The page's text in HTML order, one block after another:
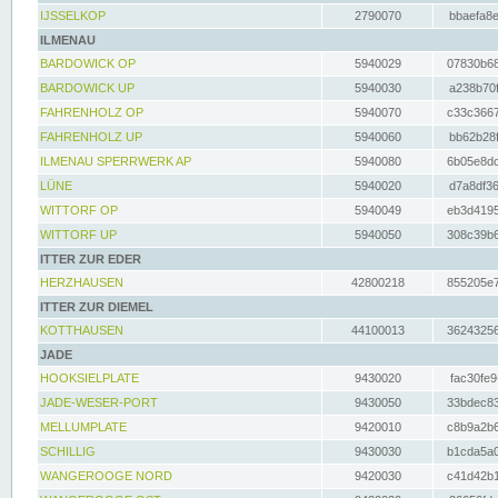
IJSSELKOP 2790070
ILMENAU
BARDOWICK OP
5940029
BARDOWICK UP
5940030
FAHRENHOLZ OP
5940070
FAHRENHOLZ UP
5940060
ILMENAU SPERRWERK AP
5940080
LÜNE
5940020
WITTORF OP
5940049
WITTORF UP
5940050
ITTER ZUR EDER
HERZHAUSEN
42800218
ITTER ZUR DIEMEL
KOTTHAUSEN
44100013
JADE
HOOKSIELPLATE
9430020
JADE-WESER-PORT
9430050
MELLUMPLATE
9420010
SCHILLIG
9430030
WANGEROOGE NORD
9420030